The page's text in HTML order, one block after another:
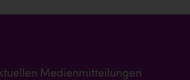
Medienmitteilungen